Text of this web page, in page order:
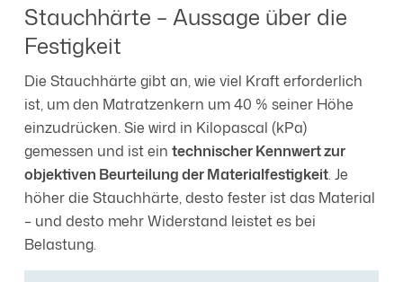
Stauchhärte – Aussage über die
Festigkeit
Die Stauchhärte gibt an, wie viel Kraft erforderlich
ist, um den Matratzenkern um 40 % seiner Höhe
einzudrücken. Sie wird in Kilopascal (kPa)
gemessen und ist eintechnischer Kennwert zur
objektiven Beurteilung der Materialfestigkeit. Je
höher die Stauchhärte, desto fester ist das Material
– und desto mehr Widerstand leistet es bei
Belastung.